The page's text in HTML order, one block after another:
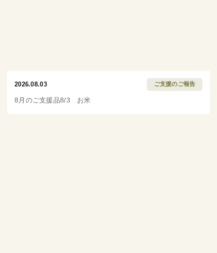
2026.08.03 ご支援のご報告
8月のご支援品8/3 お米